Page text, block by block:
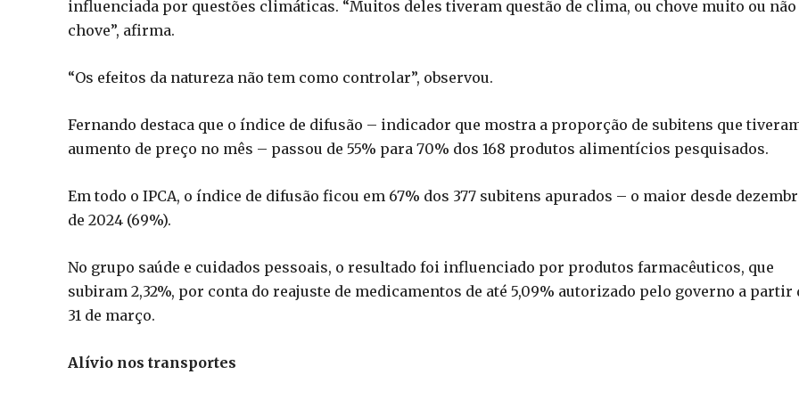
influenciada por questões climáticas. “Muitos deles tiveram questão de clima, ou chove muito ou não
chove”, afirma.
“Os efeitos da natureza não tem como controlar”, observou.
Fernando destaca que o índice de difusão – indicador que mostra a proporção de subitens que
aumento de preço no mês – passou de 55% para 70% dos 168 produtos alimentícios pesquisados.
Em todo o IPCA, o índice de difusão ficou em 67% dos 377 subitens apurados – o maior desde
de 2024 (69%).
No grupo saúde e cuidados pessoais, o resultado foi influenciado por produtos farmacêuticos, que
subiram 2,32%, por conta do reajuste de medicamentos de até 5,09% autorizado pelo governo a partir
31 de março.
Alívio nos transportes